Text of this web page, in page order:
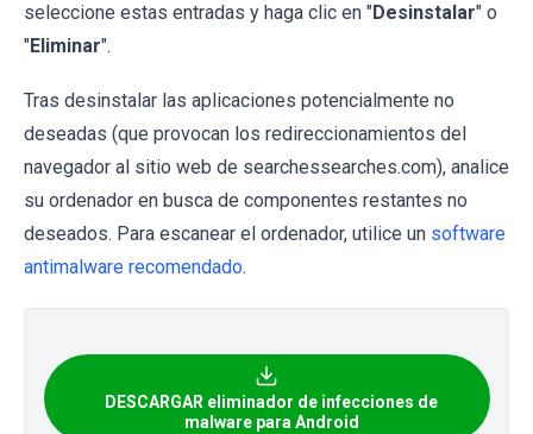
seleccione estas entradas y haga clic en "Desinstalar" o
"Eliminar".
Tras desinstalar las aplicaciones potencialmente no
deseadas (que provocan los redireccionamientos del
navegador al sitio web de searchessearches.com), analice
su ordenador en busca de componentes restantes no
deseados. Para escanear el ordenador, utilice un software
antimalware recomendado.
DESCARGAR eliminador de infecciones de
malware para Android